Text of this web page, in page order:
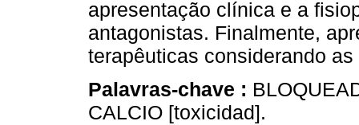
apresentação clínica e a
antagonistas. Finalmente,
terapêuticas considerando
Palavras-chave :
CALCIO [toxicidad].